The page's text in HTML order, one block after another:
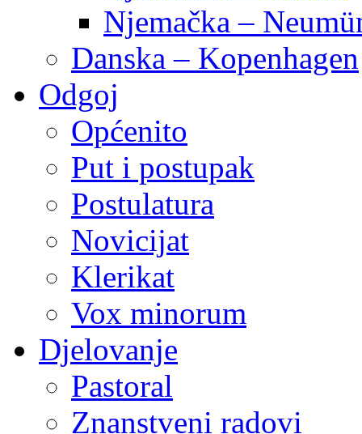
Njemačka –
Danska – Kopenhagen
Odgoj
Općenito
Put i postupak
Postulatura
Novicijat
Klerikat
Vox minorum
Djelovanje
Pastoral
Znanstveni radovi